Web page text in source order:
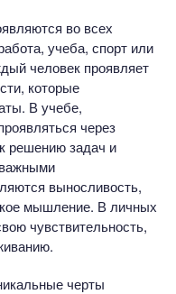
во всех
учеба, спорт или
человек проявляет
которые
В учебе,
через
решению задач и
выносливость,
мышление. В личных
чувствительность,
черты